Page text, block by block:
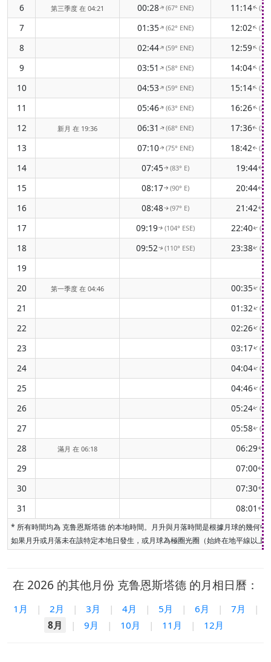
6 第三季度 在 04:21 00:28↑(67° ENE) 11:14↑
7 01:35↑(62° ENE) 12:02↑
8 02:44↑(59° ENE) 12:59↑
9 03:51↑(58° ENE) 14:04↑
10 04:53↑(59° ENE) 15:14↑
11 05:46↑(63° ENE) 16:26↑
12 新月 在 19:36 06:31 ↑(68° ENE) 17:36↑
13 07:10↑(75° ENE) 18:42↑
14 07:45↑ (83° E) 19:44↑
15 08:17↑ (90° E) 20:44↑
16 08:48↑(97° E) 21:42↑
17 09:19↑(104° ESE) 22:40↑
18 09:52↑(110° ESE) 23:38↑
19
-
20
第一季度 在 04:46 00:35↑
21 01:32↑
22 02:26↑
23 03:17↑
24 04:04↑
25 04:46↑
26 05:24↑
27 05:58↑
28 滿月 在 06:18 06:29↑
29 07:00↑
30 07:30↑
31 08:01 ↑
* 所有時間均為 克鲁恩斯塔德 的本地時間。月升與月落時間是根據月球的幾何
如果月升或月落未在該特定本地日發生，或月球為極圈光圈（始終在地平線以
在 2026 的其他月份 克鲁恩斯塔德 的月相日曆：
1月 | 2月 | 3月 | 4月 | 5月 | 6月 | 7月
|
8月
| 9月 | 10月 | 11月 | 12月